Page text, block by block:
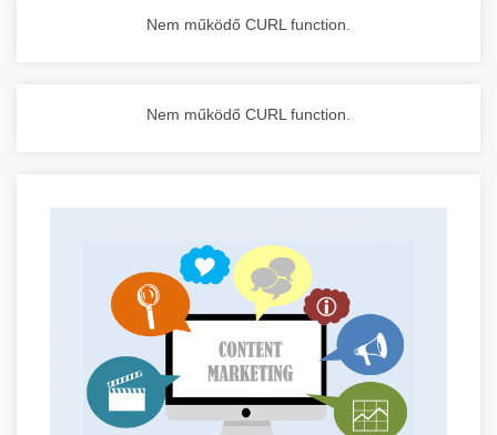
Nem működő CURL function.
Nem működő CURL function.